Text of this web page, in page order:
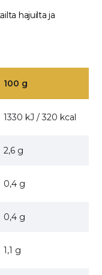
hajuilta ja
100 g
1330 kJ / 320 kcal
2,6 g
0,4 g
0,4 g
1,1 g